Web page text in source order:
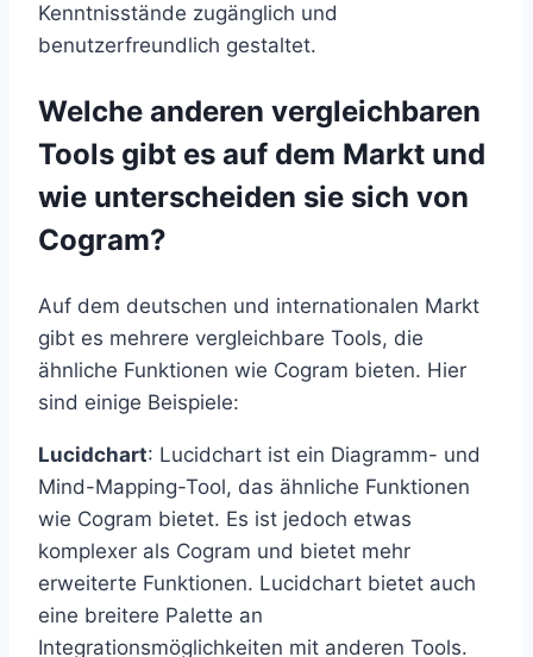
Kenntnisstände zugänglich und
benutzerfreundlich gestaltet.
Welche anderen vergleichbaren
Tools gibt es auf dem Markt und
wie unterscheiden sie sich von
Cogram?
Auf dem deutschen und internationalen Markt
gibt es mehrere vergleichbare Tools, die
ähnliche Funktionen wie Cogram bieten. Hier
sind einige Beispiele:
Lucidchart: Lucidchart ist ein Diagramm- und
Mind-Mapping-Tool, das ähnliche Funktionen
wie Cogram bietet. Es ist jedoch etwas
komplexer als Cogram und bietet mehr
erweiterte Funktionen. Lucidchart bietet auch
eine breitere Palette an
Integrationsmöglichkeiten mit anderen Tools.